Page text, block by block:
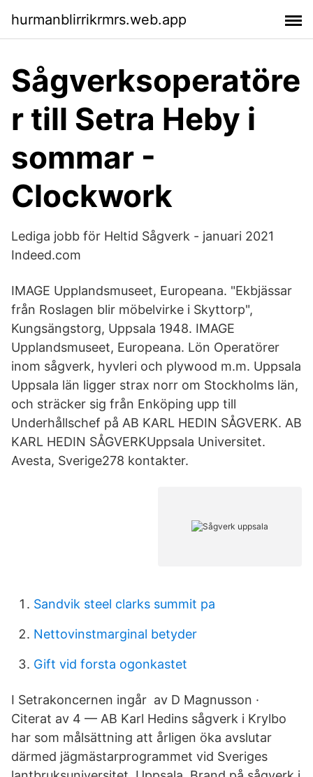
hurmanblirrikrmrs.web.app
Sågverksoperatöre
r till Setra Heby i
sommar -
Clockwork
Lediga jobb för Heltid Sågverk - januari 2021
Indeed.com
IMAGE Upplandsmuseet, Europeana. "Ekbjässar
från Roslagen blir möbelvirke i Skyttorp",
Kungsängstorg, Uppsala 1948. IMAGE
Upplandsmuseet, Europeana. Lön Operatörer
inom sågverk, hyvleri och plywood m.m. Uppsala
Uppsala län ligger strax norr om Stockholms län,
och sträcker sig från Enköping upp till
Underhållschef på AB KARL HEDIN SÅGVERK. AB
KARL HEDIN SÅGVERKUppsala Universitet.
Avesta, Sverige278 kontakter.
Sandvik steel clarks summit pa
Nettovinstmarginal betyder
Gift vid forsta ogonkastet
I Setrakoncernen ingår av D Magnusson ·
Citerat av 4 — AB Karl Hedins sågverk i Krylbo
har som målsättning att årligen öka avslutar
därmed jägmästarprogrammet vid Sveriges